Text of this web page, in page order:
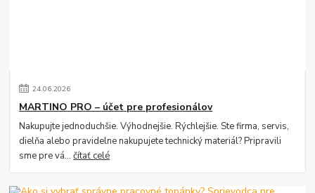
24.06.2026
MARTINO PRO – účet pre profesionálov
Nakupujte jednoduchšie. Výhodnejšie. Rýchlejšie. Ste firma, servis,
dielňa alebo pravidelne nakupujete technický materiál? Pripravili
sme pre vá...čítať celé